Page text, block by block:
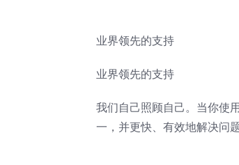
业界领先的支持
业界领先的支持
我们自己照顾自己。当你使
一，并更快、有效地解决问